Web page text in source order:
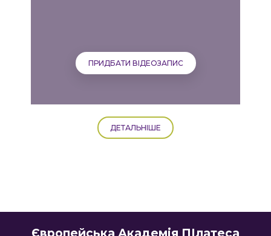
ПРИДБАТИ ВІДЕОЗАПИС
ДЕТАЛЬНІШЕ